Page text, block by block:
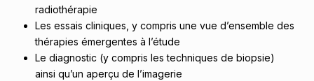
radiothérapie
Les essais cliniques, y compris une vue d’ensemble des
thérapies émergentes à l’étude
Le diagnostic (y compris les techniques de biopsie)
ainsi qu’un aperçu de l’imagerie